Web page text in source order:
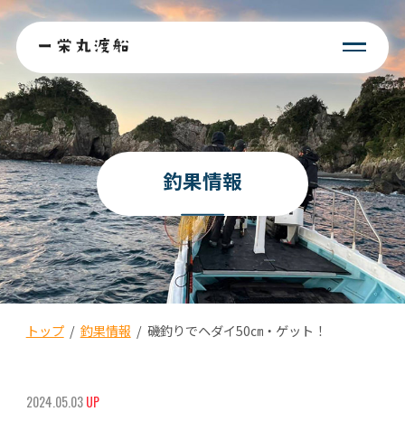
釣果情報
トップ/ 釣果情報 / 磯釣りでヘダイ50㎝・ゲット！
2024.05.03UP